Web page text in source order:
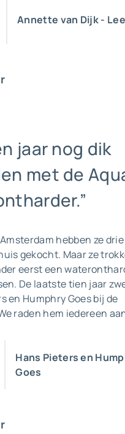
Annette van Dijk -
jaar nog dik
met de
hebben ze
gekocht. Maar ze
eerst een
De laatste tien jaar
en Humphry Goes bij de
raden hem iedereen
Hans Pieters en
Goes